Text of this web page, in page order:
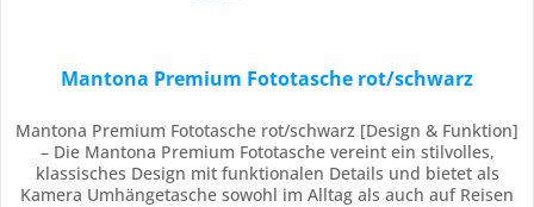
Mantona Premium Fototasche rot/schwarz
Mantona Premium Fototasche rot/schwarz [Design & Funktion]
– Die Mantona Premium Fototasche vereint ein stilvolles,
klassisches Design mit funktionalen Details und bietet als
Kamera Umhängetasche sowohl im Alltag als auch auf Reisen